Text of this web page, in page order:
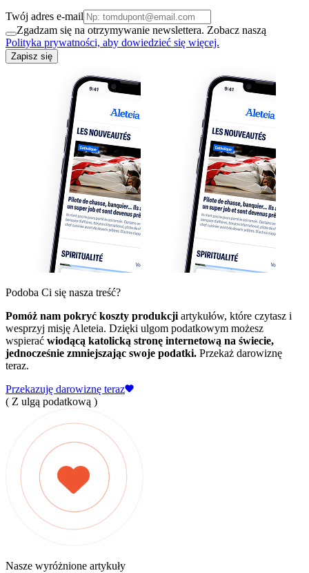
Twój adres e-mail
Zgadzam się na otrzymywanie newslettera. Zobacz naszą
Polityka prywatności, aby dowiedzieć się więcej.
Zapisz się
Podoba Ci się nasza treść?
Pomóż nam pokryć koszty produkcji artykułów, które czytasz i
wesprzyj misję Aleteia. Dzięki ulgom podatkowym możesz
wspierać wiodącą katolicką stronę internetową na świecie,
jednocześnie zmniejszając swoje podatki. Przekaż darowiznę
teraz.
Przekazuję darowiznę teraz
( Z ulgą podatkową )
Nasze wyróżnione artykuły